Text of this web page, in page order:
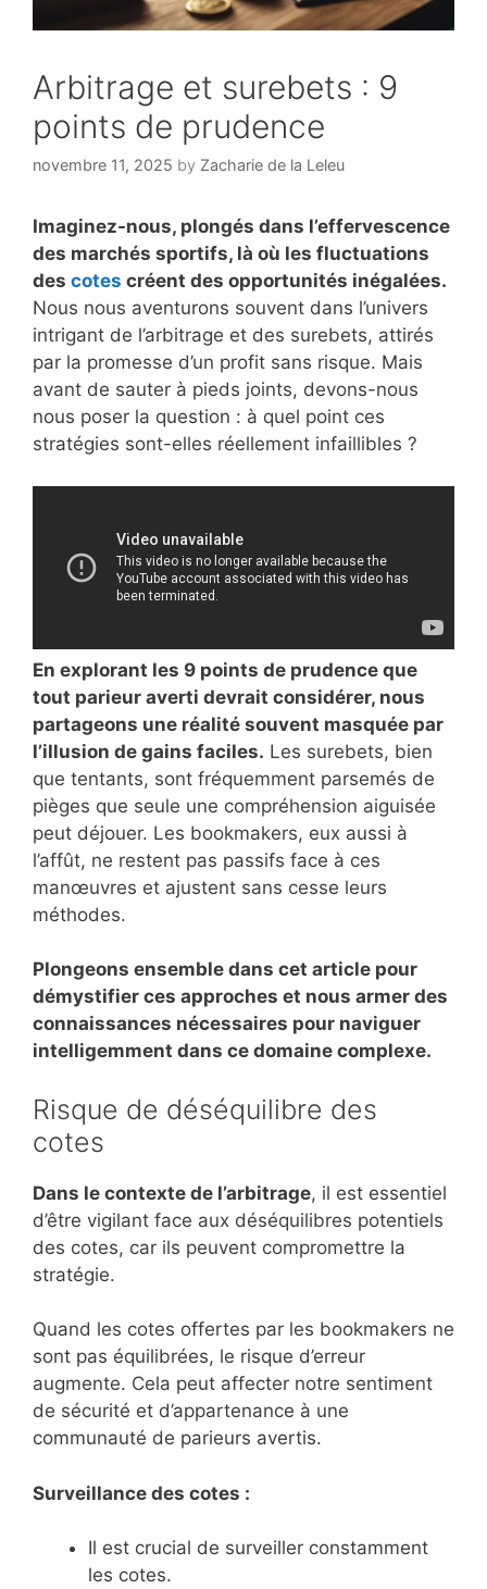
Arbitrage et surebets : 9
points de prudence
novembre 11, 2025 by Zacharie de la Leleu
Imaginez-nous, plongés dans l’effervescence
des marchés sportifs, là où les fluctuations
des cotes créent des opportunités inégalées.
Nous nous aventurons souvent dans l’univers
intrigant de l’arbitrage et des surebets, attirés
par la promesse d’un profit sans risque. Mais
avant de sauter à pieds joints, devons-nous
nous poser la question : à quel point ces
stratégies sont-elles réellement infaillibles ?
En explorant les 9 points de prudence que
tout parieur averti devrait considérer, nous
partageons une réalité souvent masquée par
l’illusion de gains faciles. Les surebets, bien
que tentants, sont fréquemment parsemés de
pièges que seule une compréhension aiguisée
peut déjouer. Les bookmakers, eux aussi à
l’affût, ne restent pas passifs face à ces
manœuvres et ajustent sans cesse leurs
méthodes.
Plongeons ensemble dans cet article pour
démystifier ces approches et nous armer des
connaissances nécessaires pour naviguer
intelligemment dans ce domaine complexe.
Risque de déséquilibre des
cotes
Dans le contexte de l’arbitrage, il est essentiel
d’être vigilant face aux déséquilibres potentiels
des cotes, car ils peuvent compromettre la
stratégie.
Quand les cotes offertes par les bookmakers ne
sont pas équilibrées, le risque d’erreur
augmente. Cela peut affecter notre sentiment
de sécurité et d’appartenance à une
communauté de parieurs avertis.
Surveillance des cotes :
Il est crucial de surveiller constamment
les cotes.